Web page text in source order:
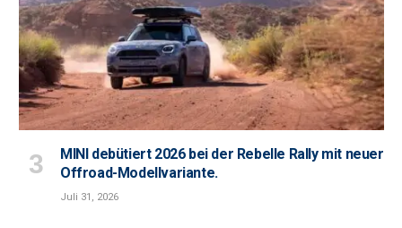
MINI debütiert 2026 bei der Rebelle Rally mit neuer
Offroad-Modellvariante.
Juli 31, 2026